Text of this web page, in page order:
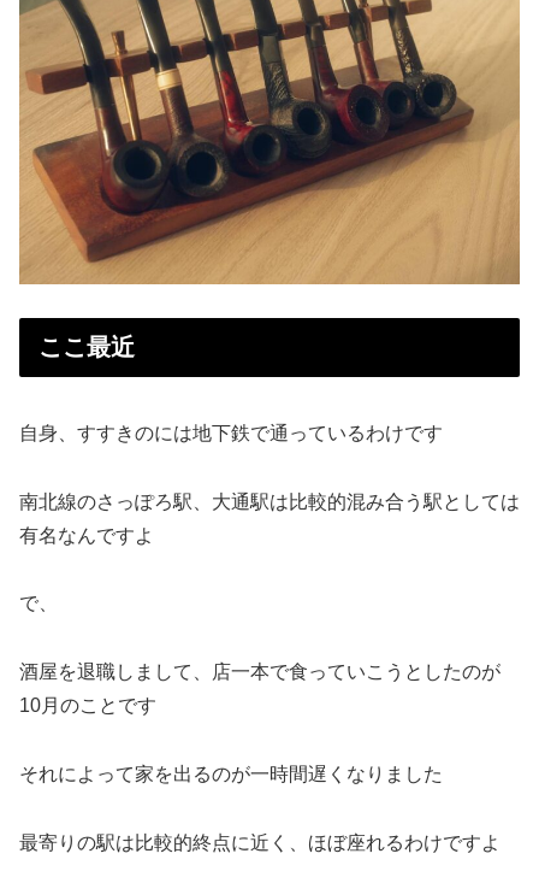
ここ最近
自身、すすきのには地下鉄で通っているわけです
南北線のさっぽろ駅、大通駅は比較的混み合う駅としては
有名なんですよ
で、
酒屋を退職しまして、店一本で食っていこうとしたのが
10月のことです
それによって家を出るのが一時間遅くなりました
最寄りの駅は比較的終点に近く、ほぼ座れるわけですよ